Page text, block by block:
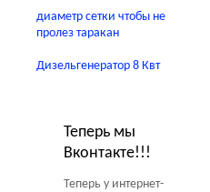
диаметр сетки чтобы не
пролез таракан
Дизельгенератор 8 Квт
Теперь мы
Вконтакте!!!
Теперь у интернет-